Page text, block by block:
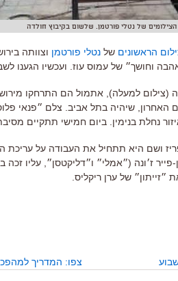
של נטלי פורטמן. שלשום בקיבוץ חולדה
הראשונים של נטלי פורטמן וצוותה
וחושך״ של עמוס עוז. ועכשיו הגענו
(צילום למעלה), אתמול הם התרחקו
האחרון, שיהיה בתל אביב. צלם ״פנאי
נחלת בנימין. ביום חמישי תתקיים
ושם היא תתחיל את העבודה על עריכת
פייר ז׳ונה (״אמלי״ ו״דליקטסן״, עליו
״זייתון״ של ערן ריקליס.
צפו: המדריך